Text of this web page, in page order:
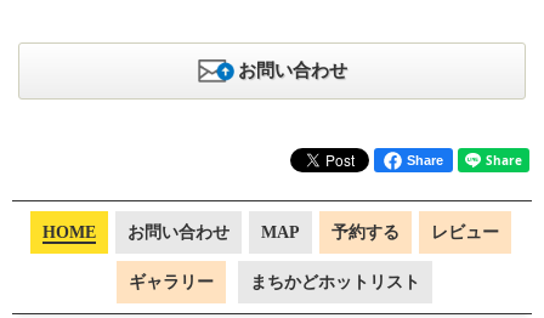
お問い合わせ
Share
HOME お問い合わせ MAP 予約する レビュー
ギャラリー まちかどホットリスト